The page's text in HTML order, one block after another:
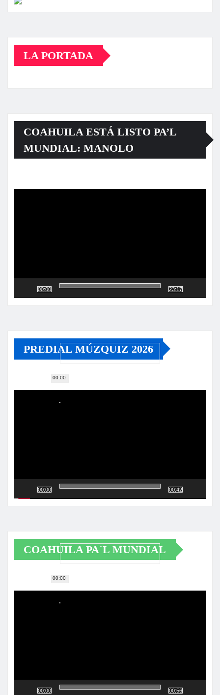
LA PORTADA
COAHUILA ESTÁ LISTO PA’L
MUNDIAL: MANOLO
00:00
00:00
23:17
PREDIAL MÚZQUIZ 2026
Reproductor
00:00
00:00
00:42
COAHUILA PA´L MUNDIAL
Reproductor
00:00 00:56